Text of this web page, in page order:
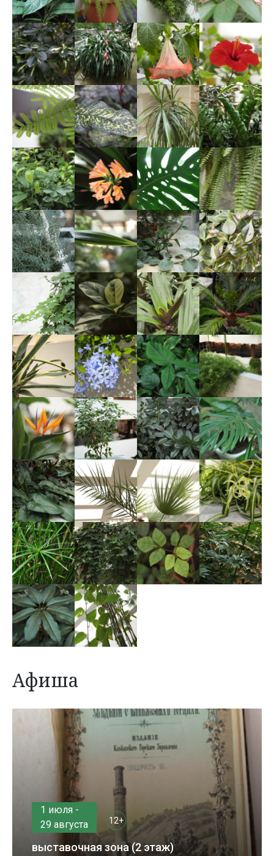
Афиша
1 июля -
29 августа
12+
выставочная зона (2 этаж)